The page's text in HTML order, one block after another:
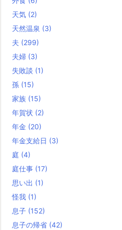
天気 (2)
天然温泉 (3)
夫 (299)
夫婦 (3)
失敗談 (1)
孫 (15)
家族 (15)
年賀状 (2)
年金 (20)
年金支給日 (3)
庭 (4)
庭仕事 (17)
思い出 (1)
怪我 (1)
息子 (152)
息子の帰省 (42)